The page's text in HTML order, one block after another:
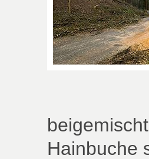
Hainbuche